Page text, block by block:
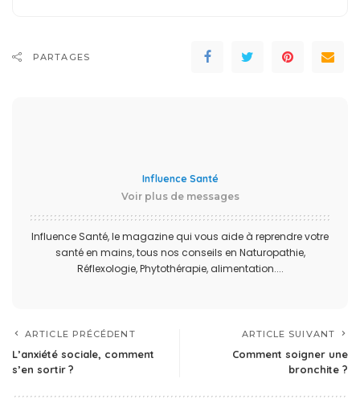
PARTAGES
Influence Santé
Voir plus de messages
Influence Santé, le magazine qui vous aide à reprendre votre
santé en mains, tous nos conseils en Naturopathie,
Réflexologie, Phytothérapie, alimentation....
ARTICLE PRÉCÉDENT
L’anxiété sociale, comment
s’en sortir ?
ARTICLE SUIVANT
Comment soigner une
bronchite ?